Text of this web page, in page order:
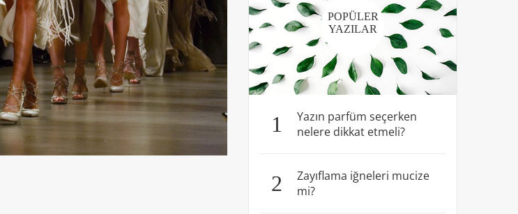
POPÜLER
YAZILAR
1
Yazın parfüm seçerken
nelere dikkat etmeli?
2
Zayıflama iğneleri mucize
mi?